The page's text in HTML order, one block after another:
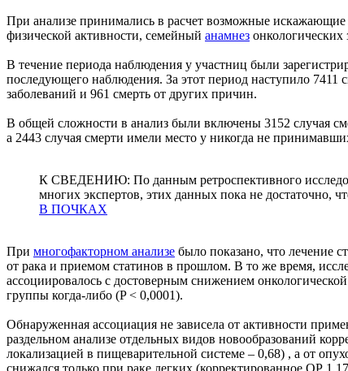
При анализе принимались в расчет возможные искажающие
физической активности, семейный анамнез
В течение периода наблюдения у участниц были
последующего наблюдения. За этот период наступило 7411
заболеваний и 961 смерть от других причин.
В общей сложности в анализ были включены 3152 случая
а 2443 случая смерти имели место у никогда не
К СВЕДЕНИЮ: По данным ретроспективного
многих экспертов, этих данных пока не достаточно,
В ПОЧКАХ
При многофакторном анализе было показано, что лечение
от рака и приемом статинов в прошлом. В то же время,
ассоциировалось с достоверным снижением
группы когда-либо (P < 0,0001).
Обнаруженная ассоциация не зависела от активности
раздельном анализе отдельных видов новообразований
локализацией в пищеварительной системе – 0,68) , а от
снижался только при раке легких (корректированное ОР